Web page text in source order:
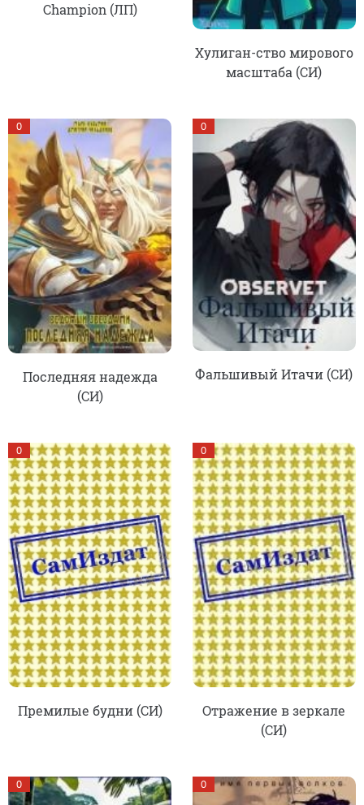
Champion (ЛП)
Хулиган-ство мирового
масштаба (СИ)
Последняя надежда
(СИ)
0
Фальшивый Итачи (СИ)
0
Премилые будни (СИ)
0
Отражение в зеркале
(СИ)
0
0 0